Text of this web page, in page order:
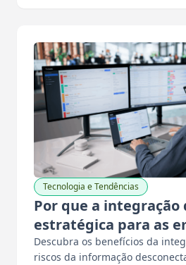
Tecnologia e Tendências
Por que a integração
estratégica para as
Descubra os benefícios da
riscos da informação